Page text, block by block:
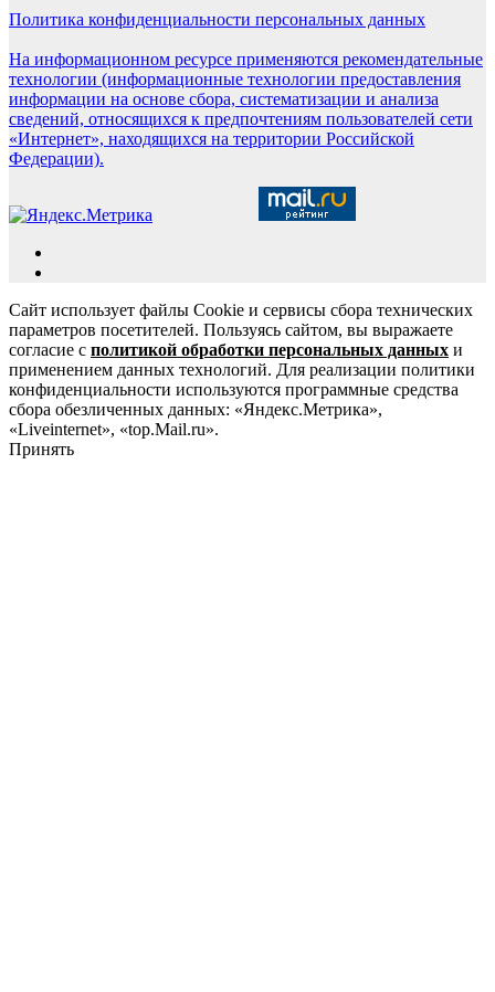
Политика конфиденциальности персональных данных
На информационном ресурсе применяются рекомендательные
технологии (информационные технологии предоставления
информации на основе сбора, систематизации и анализа
сведений, относящихся к предпочтениям пользователей сети
«Интернет», находящихся на территории Российской
Федерации).
Сайт использует файлы Cookie и сервисы сбора технических
параметров посетителей. Пользуясь сайтом, вы выражаете
согласие с политикой обработки персональных данных и
применением данных технологий. Для реализации политики
конфиденциальности используются программные средства
сбора обезличенных данных: «Яндекс.Метрика»,
«Liveinternet», «top.Mail.ru».
Принять